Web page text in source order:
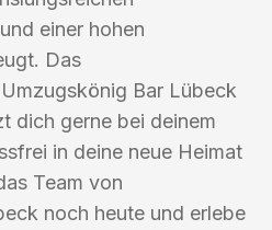
einer hohen
Das
Bar Lübeck
dich gerne bei deinem
in deine neue Heimat
Team von
noch heute und erlebe